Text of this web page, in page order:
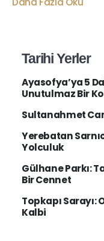
Tarihi Yerler
Ayasofya’ya 5
Unutulmaz Bir
Sultanahmet
Yerebatan
Yolculuk
Gülhane Parkı:
Bir Cennet
Topkapı
Kalbi